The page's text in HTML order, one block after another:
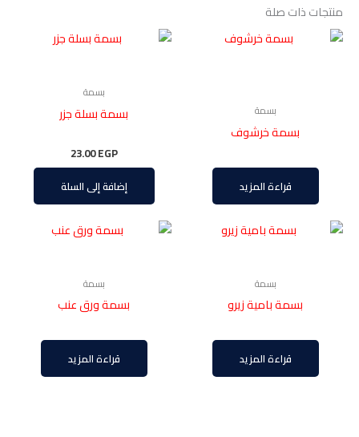
منتجات ذات صلة
بسمة
بسمة خرشوف
قراءة المزيد
بسمة
بسمة بسلة جزر
23.00EGP
إضافة إلى السلة
بسمة
بسمة بامية زيرو
قراءة المزيد
بسمة
بسمة ورق عنب
قراءة المزيد